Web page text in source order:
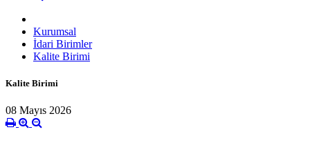
Kurumsal
İdari Birimler
Kalite Birimi
Kalite Birimi
08 Mayıs 2026